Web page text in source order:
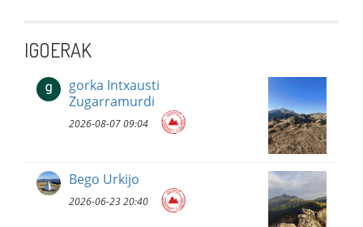
IGOERAK
gorka Intxausti
Zugarramurdi
2026-08-07 09:04
Bego Urkijo
2026-06-23 20:40